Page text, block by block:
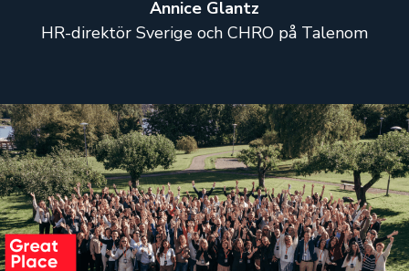
Annice Glantz
HR-direktör Sverige och CHRO på Talenom